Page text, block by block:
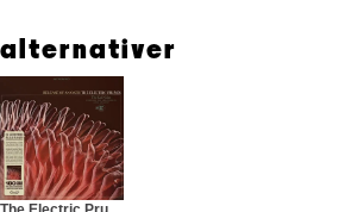
alternativer